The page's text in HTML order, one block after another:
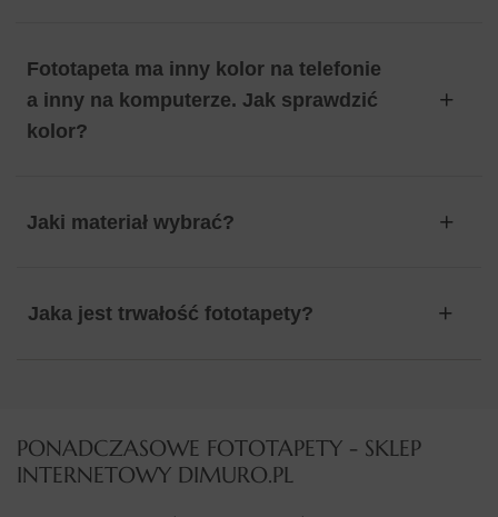
Fototapeta ma inny kolor na telefonie
a inny na komputerze. Jak sprawdzić
kolor?
Jaki materiał wybrać?
Jaka jest trwałość fototapety?
PONADCZASOWE FOTOTAPETY - SKLEP
INTERNETOWY DIMURO.PL​